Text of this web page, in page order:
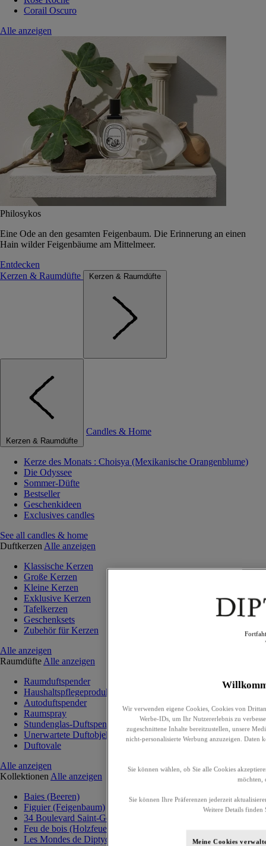
Corail Oscuro
Alle anzeigen
Philosykos
Eine Ode an den gesamten Feigenbaum. Die Erinnerung an einen
Hain wilder Feigenbäume am Mittelmeer.
Entdecken
Kerzen & Raumdüfte
Kerzen & Raumdüfte
Kerzen & Raumdüfte
Candles & Home
Kerze des Monats : Choisya (Mexikanische Orangenblume)
Die Odyssee
Sommer-Düfte
Bestseller
Geschenkideen
Exclusives candles
See all candles & home
Duftkerzen Alle anzeigen
Klassische Kerzen
Große Kerzen
Kleine Kerzen
Exklusive Kerzen
Tafelkerzen
Geschenksets
Zubehör für Kerzen
Alle anzeigen
Raumdüfte Alle anzeigen
Raumduftspender
Haushaltspflegeprodukte
Autoduftspender
Raumspray
Stundenglas-Duftspender
Unerwartete Duftobjekte
Duftovale
Alle anzeigen
Kollektionen Alle anzeigen
Baies (Beeren)
Figuier (Feigenbaum)
34 Boulevard Saint-Germain
Feu de bois (Holzfeuer)
Les Mondes de Diptyque
Wir verwenden eigene Cookies, Cookies von
Werbe-IDs, um Ihr Nutzererlebnis zu
zugeschnittene Inhalte bereitzustellen, unsere
nicht-personalisierte Werbung anzuzeigen. Daten
Sie können wählen, ob Sie alle Cookies
möchten,
Sie können Ihre Präferenzen jederzeit
Weitere Details finden
Meine Cookies